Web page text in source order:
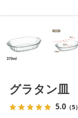
グラタン皿
5.0 （5）